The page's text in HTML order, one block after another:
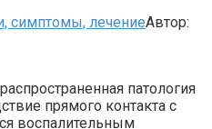
симптомы, лечениеАвтор:
патология
прямого контакта с
воспалительным